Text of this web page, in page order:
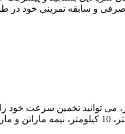
و سابقه تمرینی خود در
می‌ توانید تخمین سرعت خود
مسافت‌ های 5 کیلومتر، 10 کیلومتر، نیمه